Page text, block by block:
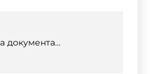
документа...